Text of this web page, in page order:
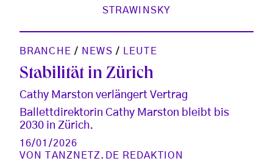
STRAWINSKY
BRANCHE / NEWS / LEUTE
Stabilität in Zürich
Cathy Marston verlängert Vertrag
Ballettdirektorin Cathy Marston bleibt bis
2030 in Zürich.
16/01/2026
VON
TANZNETZ.DE REDAKTION